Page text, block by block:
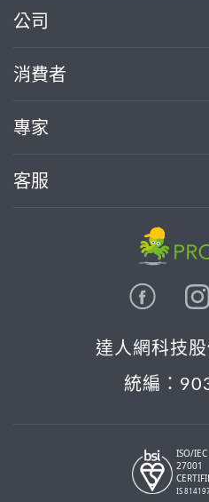
公司
消費者
專家
客服
達人網科技股
統編：
ISO/IEC
27001
IS
繼續完成